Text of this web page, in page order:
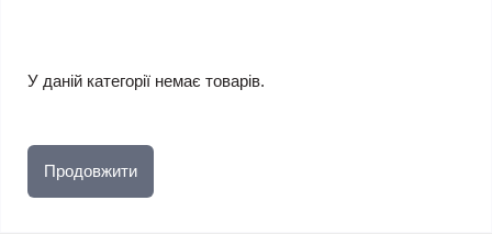
У даній категорії немає товарів.
Продовжити